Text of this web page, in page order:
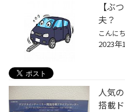
【ぶ
夫？
2023年
人気
搭載